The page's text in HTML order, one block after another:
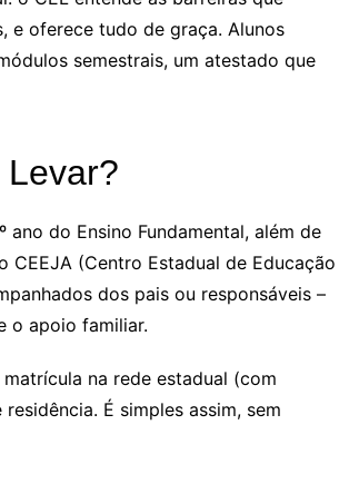
e oferece tudo de graça. Alunos
semestrais, um atestado que
do Ensino Fundamental, além de
(Centro Estadual de Educação
dos pais ou responsáveis –
o apoio familiar.
na rede estadual (com
É simples assim, sem